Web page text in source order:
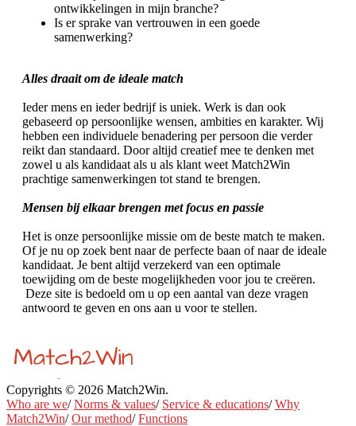
ontwikkelingen in mijn branche?
Is er sprake van vertrouwen in een goede
samenwerking?
Alles draait om de ideale match
Ieder mens en ieder bedrijf is uniek. Werk is dan ook
gebaseerd op persoonlijke wensen, ambities en karakter. Wij
hebben een individuele benadering per persoon die verder
reikt dan standaard. Door altijd creatief mee te denken met
zowel u als kandidaat als u als klant weet Match2Win
prachtige samenwerkingen tot stand te brengen.
Mensen bij elkaar brengen met focus en passie
Het is onze persoonlijke missie om de beste match te maken.
Of je nu op zoek bent naar de perfecte baan of naar de ideale
kandidaat. Je bent altijd verzekerd van een optimale
toewijding om de beste mogelijkheden voor jou te creëren.
Deze site is bedoeld om u op een aantal van deze vragen
antwoord te geven en ons aan u voor te stellen.
Copyrights © 2026 Match2Win.
Who are we/Norms & values/ Service & educations/Why
Match2Win/Our method/Functions